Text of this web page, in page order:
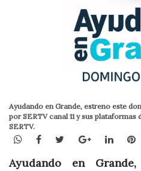
Ayudando en Grande, estreno este
por SERTV canal 11 y sus
SERTV.
WhatsApp
Facebook
TwitterGoogle+
Ayudando en